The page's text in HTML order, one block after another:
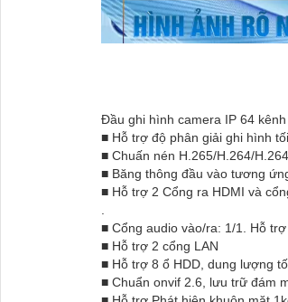
Đầu ghi hình camera IP 64 kênh
■ Hỗ trợ độ phân giải ghi hình
■ Chuấn nén H.265/H.264/
■ Băng thông đầu vào tương
■ Hỗ trợ 2 Cổng ra HDMI và
■ Cổng audio vào/ra: 1/1. Hỗ trợ
■ Hỗ trợ 2 cổng LAN
■ Hỗ trợ 8 ổ HDD, dung lượng
■ Chuẩn onvif 2.6, lưu trữ đám